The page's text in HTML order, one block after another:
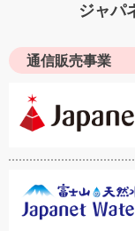
ジャパ
通信販売事業